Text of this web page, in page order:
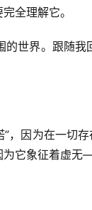
全理解它。
世界。跟随
，因为在一切
它象征着虚无